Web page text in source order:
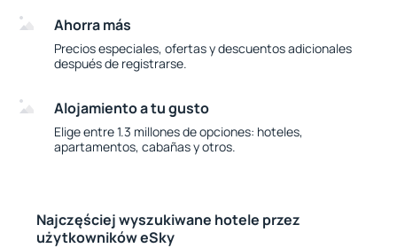
Ahorra más
Precios especiales, ofertas y descuentos adicionales
después de registrarse.
Alojamiento a tu gusto
Elige entre 1.3 millones de opciones: hoteles,
apartamentos, cabañas y otros.
Najczęściej wyszukiwane hotele przez
użytkowników eSky